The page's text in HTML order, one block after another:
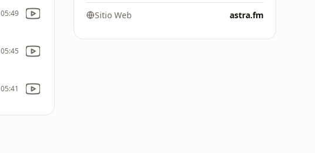
05:49
05:45
05:41
Sitio Web astra.fm